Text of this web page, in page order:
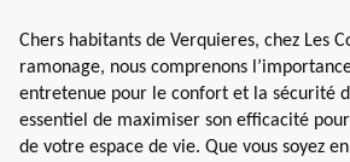
Chers habitants de Verquieres, chez Les
ramonage, nous comprenons
entretenue pour le confort et la sécurité
essentiel de maximiser son efficacité
de votre espace de vie. Que vous soyez